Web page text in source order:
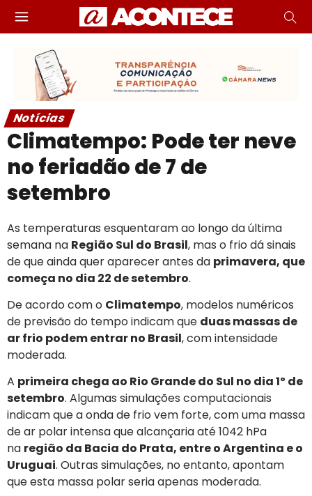
Notícias
Climatempo: Pode ter neve
no feriadão de 7 de
setembro
As temperaturas esquentaram ao longo da última
semana na Região Sul do Brasil, mas o frio dá sinais
de que ainda quer aparecer antes da primavera, que
começa no dia 22 de setembro.
De acordo com o Climatempo, modelos numéricos
de previsão do tempo indicam que duas massas de
ar frio podem entrar no Brasil, com intensidade
moderada.
A primeira chega ao Rio Grande do Sul no dia 1º de
setembro. Algumas simulações computacionais
indicam que a onda de frio vem forte, com uma massa
de ar polar intensa que alcançaria até 1042 hPa
na região da Bacia do Prata, entre o Argentina e o
Uruguai. Outras simulações, no entanto, apontam
que esta massa polar seria apenas moderada.